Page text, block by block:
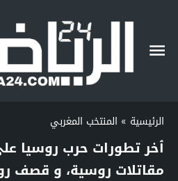
الرئيسية » المنتخب المغربي
ٱخر تطورات حرب روسيا
مقاتلات روسية، و قصف